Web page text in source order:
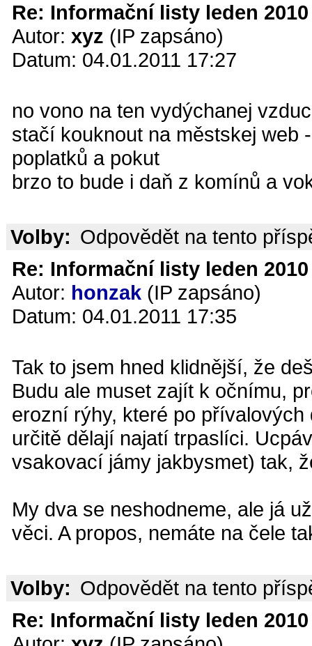
Re: Informační listy leden
Autor: xyz (IP zapsáno)
Datum: 04.01.2011 17:27
no vono na ten vydýchanej
stačí kouknout na městskej web
poplatků a pokut
brzo to bude i daň z komínů a
Volby: Odpovědět na tento
Re: Informační listy leden
Autor: honzak (IP zapsáno)
Datum: 04.01.2011 17:35
Tak to jsem hned klidnější, že
Budu ale muset zajít k očnímu,
erozní rýhy, které po
určitě dělají najatí trpaslíci.
vsakovací jámy jakbysmet) tak,
My dva se neshodneme, ale já
věci. A propos, nemáte na čele
Volby: Odpovědět na tento
Re: Informační listy leden